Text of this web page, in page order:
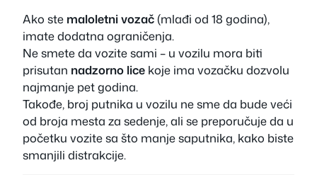
Ako ste maloletni vozač(mlađi od 18 godina),
imate dodatna ograničenja.
Ne smete da vozite sami – u vozilu mora biti
prisutan nadzorno lice koje ima vozačku dozvolu
najmanje pet godina.
Takođe, broj putnika u vozilu ne sme da bude veći
od broja mesta za sedenje, ali se preporučuje da u
početku vozite sa što manje saputnika, kako biste
smanjili distrakcije.